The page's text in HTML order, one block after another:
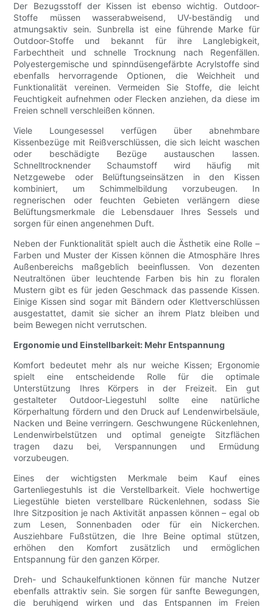
Der Bezugsstoff der Kissen ist ebenso wichtig. Outdoor-
Stoffe müssen wasserabweisend, UV-beständig und
atmungsaktiv sein. Sunbrella ist eine führende Marke für
Outdoor-Stoffe und bekannt für ihre Langlebigkeit,
Farbechtheit und schnelle Trocknung nach Regenfällen.
Polyestergemische und spinndüsengefärbte Acrylstoffe sind
ebenfalls hervorragende Optionen, die Weichheit und
Funktionalität vereinen. Vermeiden Sie Stoffe, die leicht
Feuchtigkeit aufnehmen oder Flecken anziehen, da diese im
Freien schnell verschleißen können.
Viele Loungesessel verfügen über abnehmbare
Kissenbezüge mit Reißverschlüssen, die sich leicht waschen
oder beschädigte Bezüge austauschen lassen.
Schnelltrocknender Schaumstoff wird häufig mit
Netzgewebe oder Belüftungseinsätzen in den Kissen
kombiniert, um Schimmelbildung vorzubeugen. In
regnerischen oder feuchten Gebieten verlängern diese
Belüftungsmerkmale die Lebensdauer Ihres Sessels und
sorgen für einen angenehmen Duft.
Neben der Funktionalität spielt auch die Ästhetik eine Rolle –
Farben und Muster der Kissen können die Atmosphäre Ihres
Außenbereichs maßgeblich beeinflussen. Von dezenten
Neutraltönen über leuchtende Farben bis hin zu floralen
Mustern gibt es für jeden Geschmack das passende Kissen.
Einige Kissen sind sogar mit Bändern oder Klettverschlüssen
ausgestattet, damit sie sicher an ihrem Platz bleiben und
beim Bewegen nicht verrutschen.
Ergonomie und Einstellbarkeit: Mehr Entspannung
Komfort bedeutet mehr als nur weiche Kissen; Ergonomie
spielt eine entscheidende Rolle für die optimale
Unterstützung Ihres Körpers in der Freizeit. Ein gut
gestalteter Outdoor-Liegestuhl sollte eine natürliche
Körperhaltung fördern und den Druck auf Lendenwirbelsäule,
Nacken und Beine verringern. Geschwungene Rückenlehnen,
Lendenwirbelstützen und optimal geneigte Sitzflächen
tragen dazu bei, Verspannungen und Ermüdung
vorzubeugen.
Eines der wichtigsten Merkmale beim Kauf eines
Gartenliegestuhls ist die Verstellbarkeit. Viele hochwertige
Liegestühle bieten verstellbare Rückenlehnen, sodass Sie
Ihre Sitzposition je nach Aktivität anpassen können – egal ob
zum Lesen, Sonnenbaden oder für ein Nickerchen.
Ausziehbare Fußstützen, die Ihre Beine optimal stützen,
erhöhen den Komfort zusätzlich und ermöglichen
Entspannung für den ganzen Körper.
Dreh- und Schaukelfunktionen können für manche Nutzer
ebenfalls attraktiv sein. Sie sorgen für sanfte Bewegungen,
die beruhigend wirken und das Entspannen im Freien